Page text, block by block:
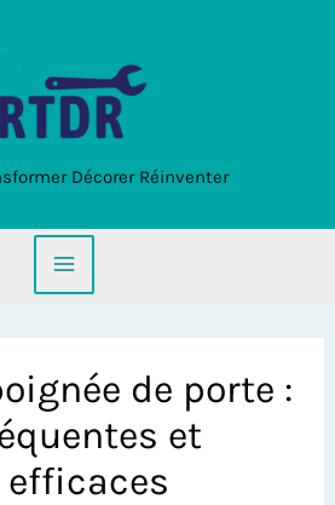
Décorer Réinventer
de porte :
et